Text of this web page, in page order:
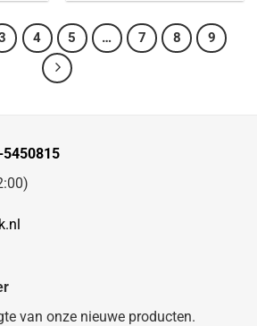
4 5 … 7 8 9
van onze nieuwe producten.